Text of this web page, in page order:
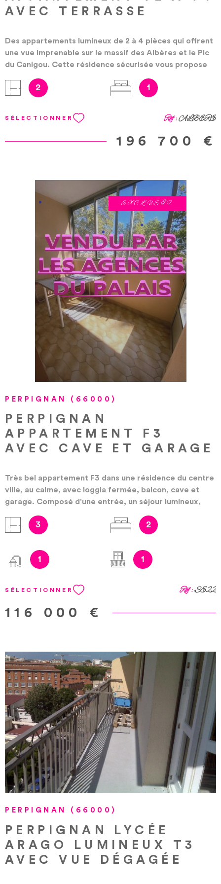
Géorisques : www.georisques.gouv.fr
AVEC TERRASSE
Des appartements lumineux de 2 à 4 pièces qui offrent
une vue imprenable sur le massif des Albères et le Pic
du Canigou. Cette résidence sécurisée vous propose
d’activités les plus dynamiques de Perpignan et un
environnement naturel idéal pour une vie de famille :
entre mer et montagne. Visiophone, parking et
ascenseur, Terrasses spacieuses... Les informations sur
les risques auxquels ce bien est exposé sont
disponibles sur le site Géorisques :
2 1
SÉLECTIONNER Réf :ALBERE
196 700 €
PERPIGNAN (66000)
PERPIGNAN
APPARTEMENT F3
AVEC CAVE ET GARAGE
Très bel appartement F3 dans une résidence du centre
ville, au calme, avec loggia fermée, balcon, cave et
garage. Composé d'une entrée, un séjour lumineux,
une cuisine équipée indépendante, 2 chambres, salle
d'eau et wc séparé. Double vitrage, volets électriques.
608 lots Honoraires à la charge du vendeur
3 2
1 1
SÉLECTIONNER Réf :SE22
116 000 €
EXCLUSIF
VOIR LE BIEN
PERPIGNAN (66000)
PERPIGNAN LYCÉE
ARAGO LUMINEUX T3
AVEC VUE DÉGAGÉE
VOIR LE BIEN